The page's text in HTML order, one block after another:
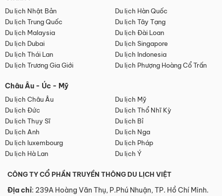
Du lịch Nhật Bản
Du lịch Hàn Quốc
Du lịch Trung Quốc
Du lịch Tây Tạng
Du lịch Malaysia
Du lịch Đài Loan
Du lịch Dubai
Du lịch Singapore
Du lịch Thái Lan
Du lịch Indonesia
Du lịch Trương Gia Giới
Du lịch Phượng Hoàng Cổ Trấn
Châu Âu - Úc - Mỹ
Du lịch Châu Âu
Du lịch Mỹ
Du lịch Đức
Du lịch Thổ Nhĩ Kỳ
Du lịch Thụy Sĩ
Du lịch Bỉ
Du lịch Anh
Du lịch Nga
Du lịch luxembourg
Du lịch Pháp
Du lịch Hà Lan
Du lịch Ý
CÔNG TY CỔ PHẦN TRUYỀN THÔNG DU LỊCH VIỆT
Địa chỉ: 239A Hoàng Văn Thụ, P.Phú Nhuận, TP. Hồ Chí Minh.